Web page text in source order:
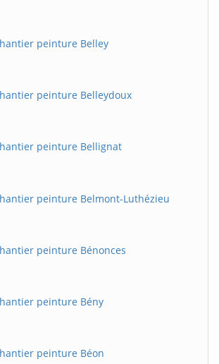
peinture Belley
peinture Belleydoux
peinture Bellignat
peinture Belmont-Luthézieu
peinture Bénonces
peinture Bény
peinture Béon